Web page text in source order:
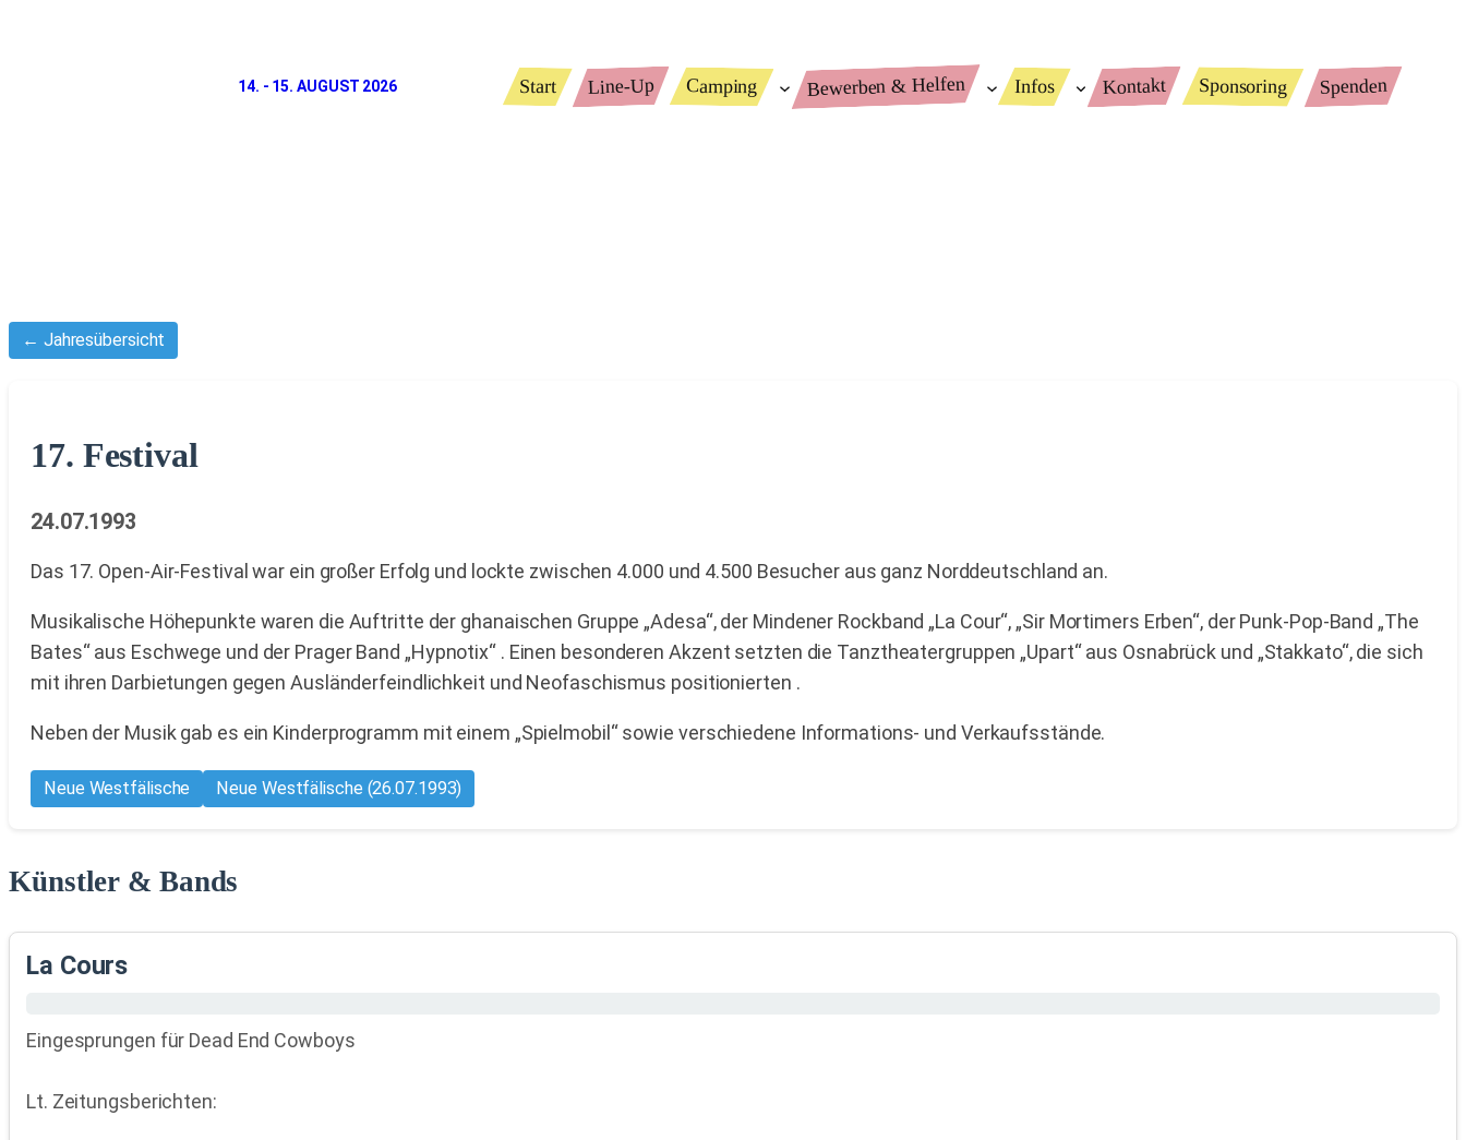
14. - 15. AUGUST 2026 Start Line-Up Camping Bewerben & Helfen Infos Kontakt Sponsoring Spenden
← Jahresübersicht
17. Festival
24.07.1993
Das 17. Open-Air-Festival war ein großer Erfolg und lockte zwischen 4.000 und 4.500 Besucher aus ganz Norddeutschland an.
Musikalische Höhepunkte waren die Auftritte der ghanaischen Gruppe „Adesa“, der Mindener Rockband „La Cour“, „Sir Mortimers Erben“, der Punk-Pop-Band „The
Bates“ aus Eschwege und der Prager Band „Hypnotix“ . Einen besonderen Akzent setzten die Tanztheatergruppen „Upart“ aus Osnabrück und „Stakkato“, die sich
mit ihren Darbietungen gegen Ausländerfeindlichkeit und Neofaschismus positionierten .
Neben der Musik gab es ein Kinderprogramm mit einem „Spielmobil“ sowie verschiedene Informations- und Verkaufsstände.
Neue Westfälische Neue Westfälische (26.07.1993)
Künstler & Bands
La Cours
Eingesprungen für Dead End Cowboys
Lt. Zeitungsberichten: